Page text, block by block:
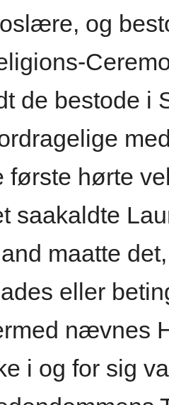
og
de bestode i
første hørte
saakaldte
maatte
eller
nævnes
i og for sig